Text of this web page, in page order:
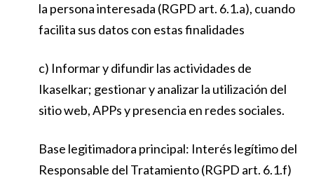
la persona interesada (RGPD art. 6.1.a), cuando
facilita sus datos con estas finalidades
c) Informar y difundir las actividades de
Ikaselkar; gestionar y analizar la utilización del
sitio web, APPs y presencia en redes sociales.
Base legitimadora principal: Interés legítimo del
Responsable del Tratamiento (RGPD art. 6.1.f)